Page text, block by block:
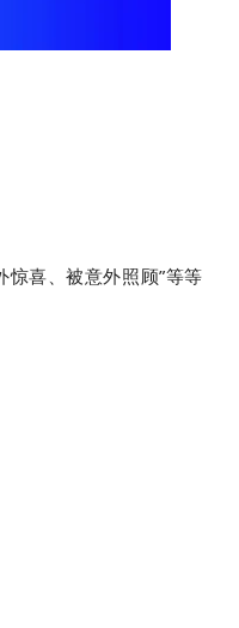
喜、被意外照顾”等等